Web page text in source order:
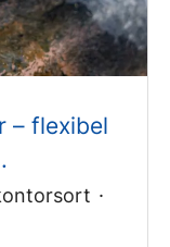
– flexibel
·